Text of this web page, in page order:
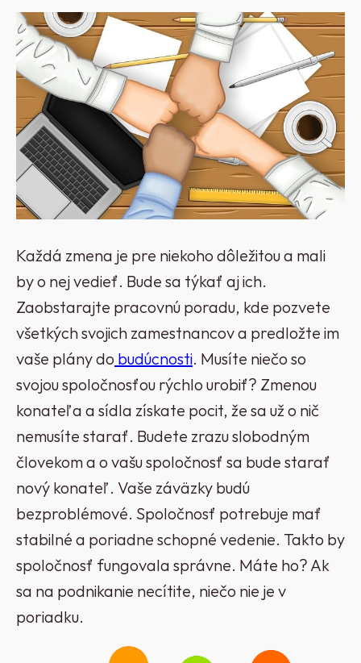
Každá zmena je pre niekoho dôležitou a mali
by o nej vedieť. Bude sa týkať aj ich.
Zaobstarajte pracovnú poradu, kde pozvete
všetkých svojich zamestnancov a predložte im
vaše plány do budúcnosti. Musíte niečo so
svojou spoločnosťou rýchlo urobiť? Zmenou
konateľa a sídla získate pocit, že sa už o nič
nemusíte starať. Budete zrazu slobodným
človekom a o vašu spoločnosť sa bude starať
nový konateľ. Vaše záväzky budú
bezproblémové. Spoločnosť potrebuje mať
stabilné a poriadne schopné vedenie. Takto by
spoločnosť fungovala správne. Máte ho? Ak
sa na podnikanie necítite, niečo nie je v
poriadku.